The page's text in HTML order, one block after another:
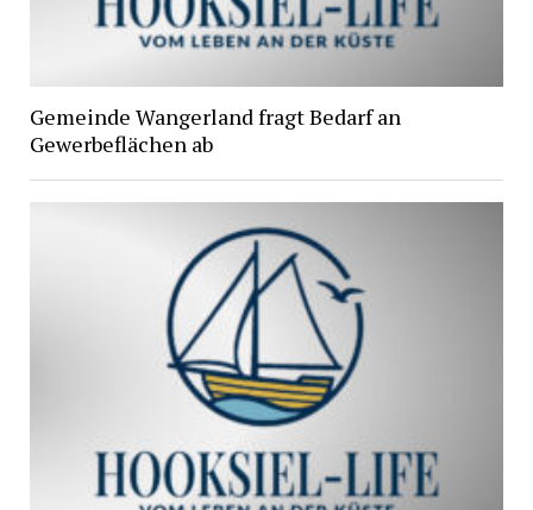
Gemeinde Wangerland fragt Bedarf an
Gewerbeflächen ab